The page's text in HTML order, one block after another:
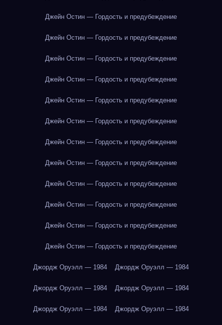
Джейн Остин — Гордость и предубеждение
Джейн Остин — Гордость и предубеждение
Джейн Остин — Гордость и предубеждение
Джейн Остин — Гордость и предубеждение
Джейн Остин — Гордость и предубеждение
Джейн Остин — Гордость и предубеждение
Джейн Остин — Гордость и предубеждение
Джейн Остин — Гордость и предубеждение
Джейн Остин — Гордость и предубеждение
Джейн Остин — Гордость и предубеждение
Джейн Остин — Гордость и предубеждение
Джейн Остин — Гордость и предубеждение
Джордж Оруэлл — 1984 Джордж Оруэлл — 1984
Джордж Оруэлл — 1984 Джордж Оруэлл — 1984
Джордж Оруэлл — 1984 Джордж Оруэлл — 1984